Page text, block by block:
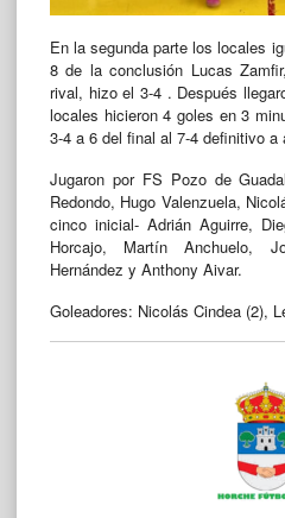
En la segunda parte los locales
8 de la conclusión Lucas
rival, hizo el 3-4 . Después
locales hicieron 4 goles en 3
3-4 a 6 del final al 7-4 definitivo
Jugaron por FS Pozo de
Redondo, Hugo Valenzuela,
cinco inicial- Adrián Aguirre,
Horcajo, Martín Anchuelo,
Hernández y Anthony Aivar.
Goleadores: Nicolás Cindea (2),